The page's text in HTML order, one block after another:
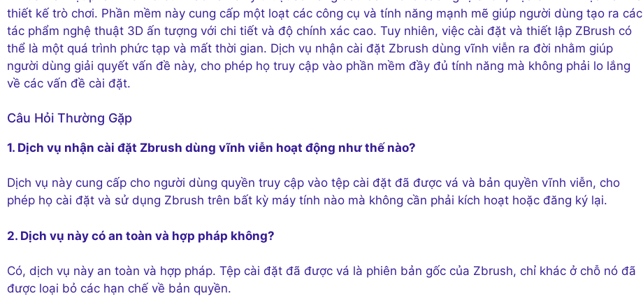
thiết kế trò chơi. Phần mềm này cung cấp một loạt các công cụ và tính năng mạnh mẽ giúp người dùng tạo ra các
tác phẩm nghệ thuật 3D ấn tượng với chi tiết và độ chính xác cao. Tuy nhiên, việc cài đặt và thiết lập ZBrush có
thể là một quá trình phức tạp và mất thời gian. Dịch vụ nhận cài đặt Zbrush dùng vĩnh viễn ra đời nhằm giúp
người dùng giải quyết vấn đề này, cho phép họ truy cập vào phần mềm đầy đủ tính năng mà không phải lo lắng
về các vấn đề cài đặt.
Câu Hỏi Thường Gặp
1. Dịch vụ nhận cài đặt Zbrush dùng vĩnh viễn hoạt động như thế nào?
Dịch vụ này cung cấp cho người dùng quyền truy cập vào tệp cài đặt đã được vá và bản quyền vĩnh viễn, cho
phép họ cài đặt và sử dụng Zbrush trên bất kỳ máy tính nào mà không cần phải kích hoạt hoặc đăng ký lại.
2. Dịch vụ này có an toàn và hợp pháp không?
Có, dịch vụ này an toàn và hợp pháp. Tệp cài đặt đã được vá là phiên bản gốc của Zbrush, chỉ khác ở chỗ nó đã
được loại bỏ các hạn chế về bản quyền.